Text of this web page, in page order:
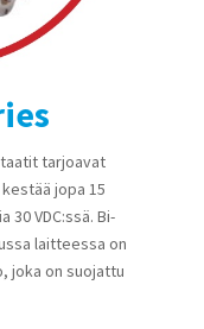
tarjoavat
jopa 15
30 VDC:ssä. Bi-
laitteessa on
joka on suojattu